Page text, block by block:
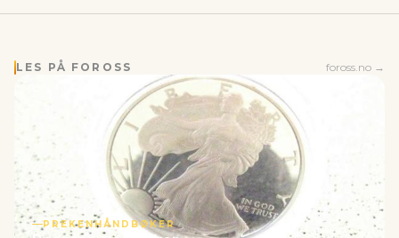
LES PÅ FOROSS foross.no →
PREKENHÅNDBØKER